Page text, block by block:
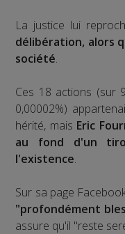
La justice lui
délibération, alors
société.
Ces 18 actions (sur
0,00002%)
hérité, mais Eric
au fond d'un
l'existence.
Sur sa page
"profondément
assure qu'il "reste